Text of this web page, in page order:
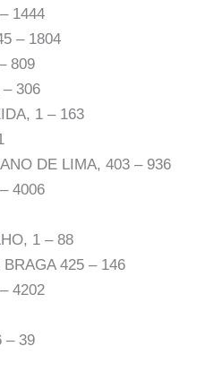
1444
– 1804
809
306
1 – 163
DE LIMA, 403 – 936
4006
1 – 88
425 – 146
4202
– 39